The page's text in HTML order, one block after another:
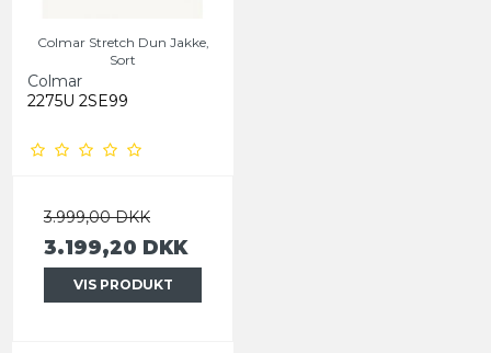
Colmar Stretch Dun Jakke,
Sort
Colmar
2275U 2SE99
3.999,00 DKK
3.199,20 DKK
VIS PRODUKT